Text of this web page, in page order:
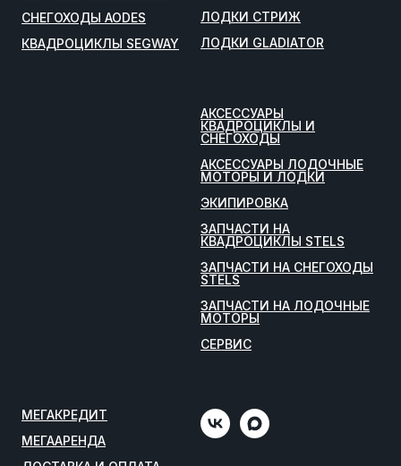
СНЕГОХОДЫ AODES
КВАДРОЦИКЛЫ SEGWAY
ЛОДКИ СТРИЖ
ЛОДКИ GLADIATOR
АКСЕССУАРЫ
КВАДРОЦИКЛЫ И
СНЕГОХОДЫ
АКСЕССУАРЫ ЛОДОЧНЫЕ
МОТОРЫ И ЛОДКИ
ЭКИПИРОВКА
ЗАПЧАСТИ НА
КВАДРОЦИКЛЫ STELS
ЗАПЧАСТИ НА СНЕГОХОДЫ
STELS
ЗАПЧАСТИ НА ЛОДОЧНЫЕ
МОТОРЫ
СЕРВИС
МЕГАКРЕДИТ
МЕГААРЕНДА